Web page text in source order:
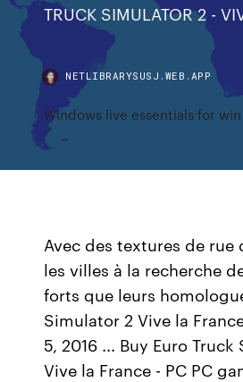
TRUCK SIMULATOR 2 -
NETLIBRARYSUSJ.WEB.APP
Windows live essentials for win
Avec des textures de rue
les villes à la recherche
forts que leurs
Simulator 2 Vive la
5, 2016 ... Buy Euro
Vive la France - PC PC